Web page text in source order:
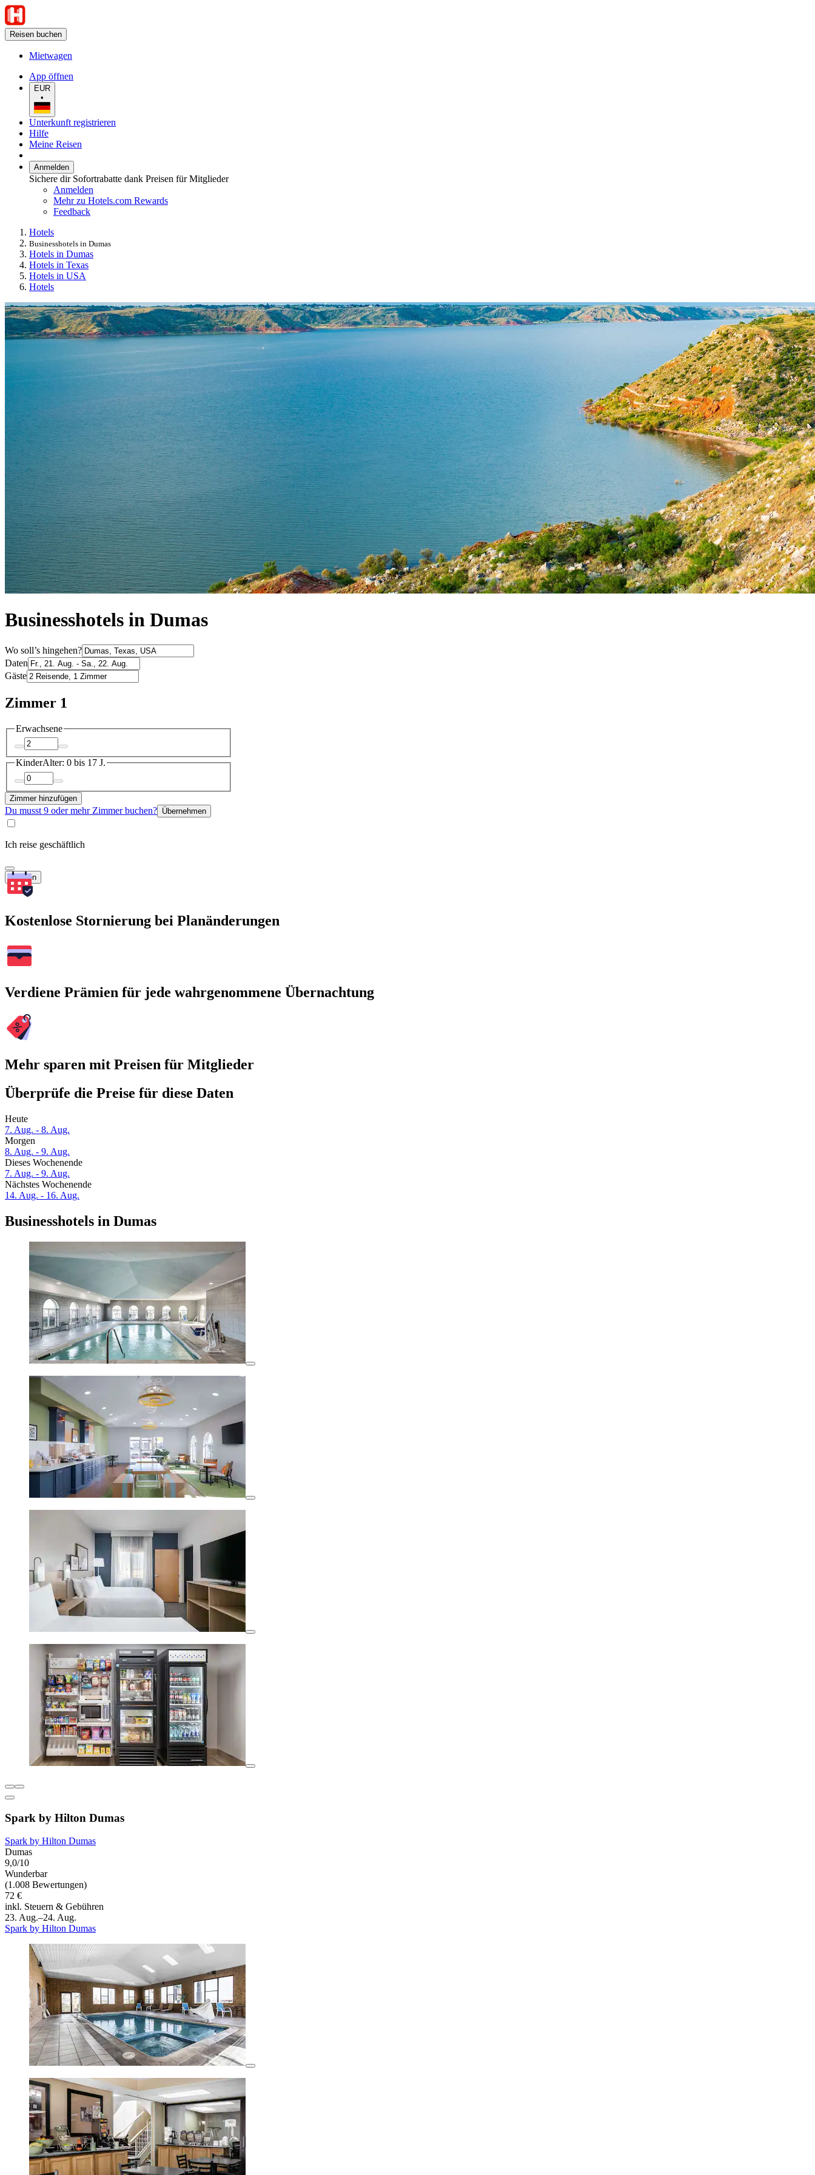
Reisen buchen
Mietwagen
App öffnen
EUR
•
Unterkunft registrieren
Hilfe
Meine Reisen
Anmelden
Sichere dir Sofortrabatte dank Preisen für Mitglieder
Anmelden
Mehr zu Hotels.com Rewards
Feedback
Hotels
Businesshotels in Dumas
Hotels in Dumas
Hotels in Texas
Hotels in USA
Hotels
Businesshotels in Dumas
Wo soll’s hingehen?
Daten
Gäste
Zimmer 1
Erwachsene
KinderAlter: 0 bis 17 J.
Zimmer hinzufügen
Du musst 9 oder mehr Zimmer buchen? Übernehmen
Ich reise geschäftlich
Suchen
Kostenlose Stornierung bei Planänderungen
Verdiene Prämien für jede wahrgenommene Übernachtung
Mehr sparen mit Preisen für Mitglieder
Überprüfe die Preise für diese Daten
Heute
7. Aug. - 8. Aug.
Morgen
8. Aug. - 9. Aug.
Dieses Wochenende
7. Aug. - 9. Aug.
Nächstes Wochenende
14. Aug. - 16. Aug.
Businesshotels in Dumas
Spark by Hilton Dumas
Spark by Hilton Dumas
Dumas
9,0/10
Wunderbar
(1.008 Bewertungen)
72 €
inkl. Steuern & Gebühren
23. Aug.–24. Aug.
Spark by Hilton Dumas